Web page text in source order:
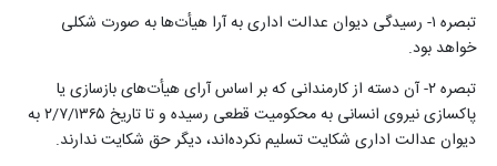
تبصره ۱- رسیدگی دیوان عدالت اداری به آرا هیأت‌ها به صورت شکلی
خواهد بود.
تبصره ۲- آن دسته از کارمندانی که بر اساس آرای هیأت‌های بازسازی یا
پاکسازی نیروی انسانی به محکومیت قطعی رسیده و تا تاریخ ۲/۷/۱۳۶۵ به
دیوان عدالت اداری شکایت تسلیم نکرده‌اند، دیگر حق شکایت ندارند.